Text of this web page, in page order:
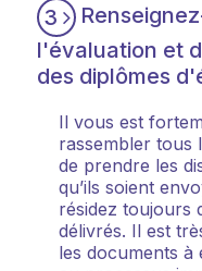
3
l'évaluation et
des diplômes
Il vous est
rassembler tous
de prendre les
qu’ils soient
résidez toujours
délivrés. Il est
les documents